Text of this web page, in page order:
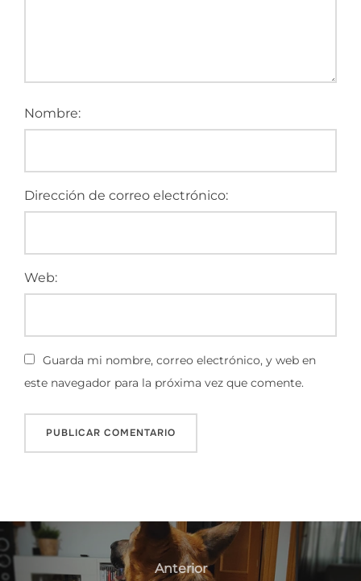
Nombre:
Dirección de correo electrónico:
Web:
Guarda mi nombre, correo electrónico, y web en
este navegador para la próxima vez que comente.
Navegación
de
Anterior
Anterior